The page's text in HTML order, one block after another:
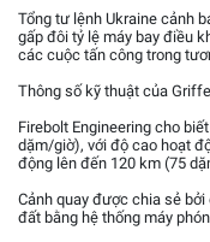
Tổng tư lệnh Ukraine cảnh
gấp đôi tỷ lệ máy bay điều
các cuộc tấn công trong
Thông số kỹ thuật của
Firebolt Engineering cho
dặm/giờ), với độ cao hoạt
động lên đến 120 km (75
Cảnh quay được chia sẻ
đất bằng hệ thống máy